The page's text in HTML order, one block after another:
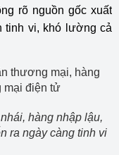
rõ nguồn gốc xuất
tinh vi, khó lường cả
hàng nhập lậu,
ra ngày càng tinh vi